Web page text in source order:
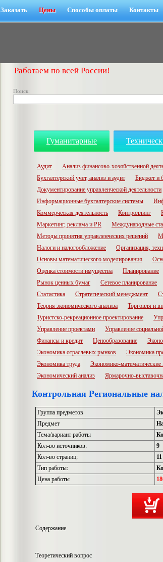
Заказать Цены Способы оплаты Контакты
Работаем по всей России!
Поиск:
Гуманитарные
Аудит Анализ финансово-хозяйственной
Бухгалтерский учет, анализ и аудит
Бюджет и
Документирование управленческой деятельности
Информационные бухгалтерские системы
Коммерческая деятельность
Контроллинг
Маркетинг, реклама и PR
Международные
Методы принятия управленческих решений
Налоги и налогообложение
Организация,
Основы математического моделирования
Оценка стоимости имущества
Планирование
Рынок ценных бумаг
Сетевое планирование
Статистика
Стратегический менеджмент
Теория экономического анализа
Торговля и
Туристско-рекреационное проектирование
Управление проектами
Управление
Финансы и кредит
Ценообразование
Экономика отраслевых рынков
Экономика
Экономика труда
Экономико-
Экономический анализ
Ярмарочно-
Контрольная Региональные
Группа предметов
Предмет
Тема/вариант работы
Кол-во источников:
9
Кол-во страниц:
11
Тип работы:
Цена работы
Содержание
Теоретический вопрос